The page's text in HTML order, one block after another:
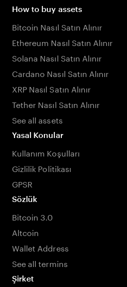
How to buy assets
Bitcoin Nasıl Satın Alınır
Ethereum Nasıl Satın Alınır
Solana Nasıl Satın Alınır
Cardano Nasıl Satın Alınır
XRP Nasıl Satın Alınır
Tether Nasıl Satın Alınır
See all assets
Yasal Konular
Kullanım Koşulları
Gizlilik Politikası
GPSR
Sözlük
Bitcoin 3.0
Altcoin
Wallet Address
See all termins
Şirket